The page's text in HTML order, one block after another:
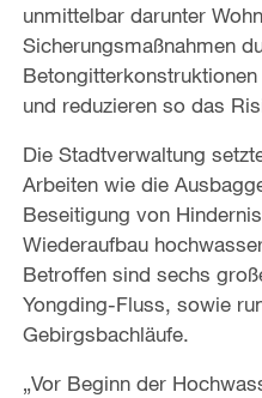
unmittelbar darunter
Sicherungsmaßnahmen
und reduzieren so das
Die Stadtverwaltung
Arbeiten wie die
Beseitigung von
Wiederaufbau
Betroffen sind sechs
Yongding-Fluss, sowie
Gebirgsbachläufe.
„Vor Beginn der